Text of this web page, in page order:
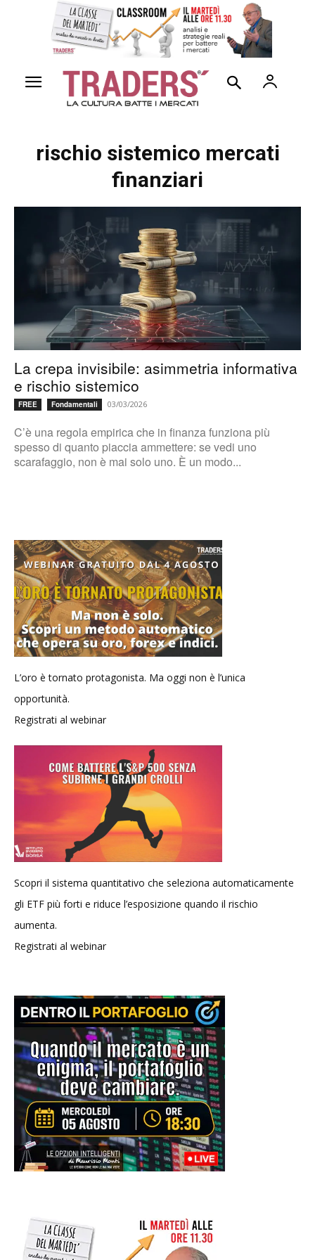
rischio sistemico mercati
finanziari
La crepa invisibile: asimmetria informativa
e rischio sistemico
FREE Fondamentali 03/03/2026
C’è una regola empirica che in finanza funziona più
spesso di quanto piaccia ammettere: se vedi uno
scarafaggio, non è mai solo uno. È un modo...
L’oro è tornato protagonista. Ma oggi non è l’unica
opportunità.
Registrati al webinar
Scopri il sistema quantitativo che seleziona automaticamente
gli ETF più forti e riduce l’esposizione quando il rischio
aumenta.
Registrati al webinar